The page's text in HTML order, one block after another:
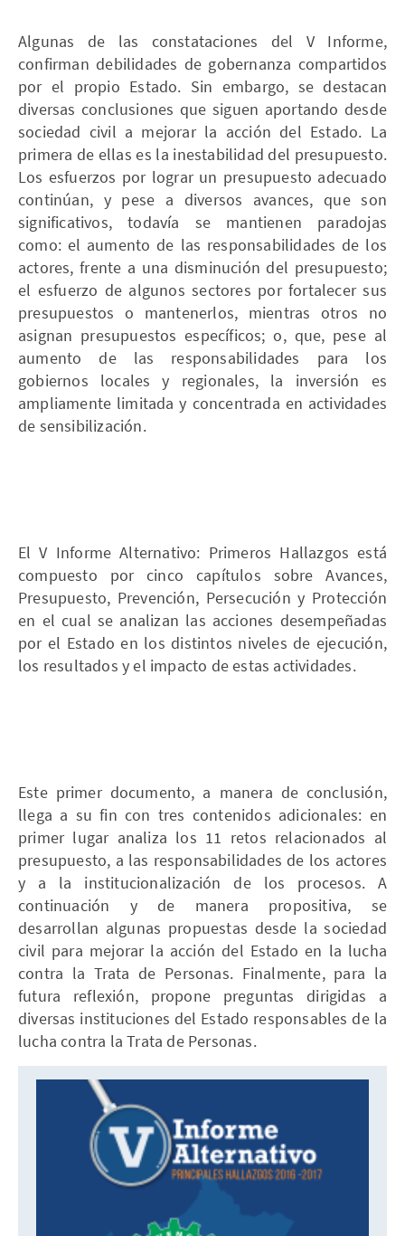
Algunas de las constataciones del V Informe,
confirman debilidades de gobernanza compartidos
por el propio Estado. Sin embargo, se destacan
diversas conclusiones que siguen aportando desde
sociedad civil a mejorar la acción del Estado. La
primera de ellas es la inestabilidad del presupuesto.
Los esfuerzos por lograr un presupuesto adecuado
continúan, y pese a diversos avances, que son
significativos, todavía se mantienen paradojas
como: el aumento de las responsabilidades de los
actores, frente a una disminución del presupuesto;
el esfuerzo de algunos sectores por fortalecer sus
presupuestos o mantenerlos, mientras otros no
asignan presupuestos específicos; o, que, pese al
aumento de las responsabilidades para los
gobiernos locales y regionales, la inversión es
ampliamente limitada y concentrada en actividades
de sensibilización.
El V Informe Alternativo: Primeros Hallazgos está
compuesto por cinco capítulos sobre Avances,
Presupuesto, Prevención, Persecución y Protección
en el cual se analizan las acciones desempeñadas
por el Estado en los distintos niveles de ejecución,
los resultados y el impacto de estas actividades.
Este primer documento, a manera de conclusión,
llega a su fin con tres contenidos adicionales: en
primer lugar analiza los 11 retos relacionados al
presupuesto, a las responsabilidades de los actores
y a la institucionalización de los procesos. A
continuación y de manera propositiva, se
desarrollan algunas propuestas desde la sociedad
civil para mejorar la acción del Estado en la lucha
contra la Trata de Personas. Finalmente, para la
futura reflexión, propone preguntas dirigidas a
diversas instituciones del Estado responsables de la
lucha contra la Trata de Personas.